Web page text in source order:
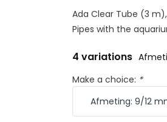
Ada Clear Tube (3
Pipes with the
4 variations
Make a choice: *